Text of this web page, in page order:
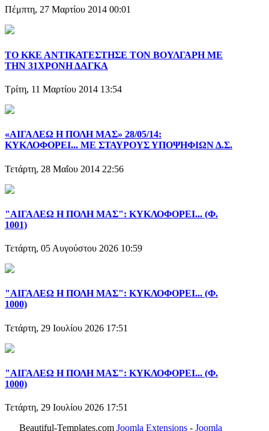
Πέμπτη, 27 Μαρτίου 2014 00:01
ΤΟ ΚΚΕ ΑΝΤΙΚΑΤΕΣΤΗΣΕ ΤΟΝ ΒΟΥΛΓΑΡΗ ΜΕ
ΤΗΝ 31ΧΡΟΝΗ ΔΑΓΚΑ
Τρίτη, 11 Μαρτίου 2014 13:54
«ΑΙΓΑΛΕΩ Η ΠΟΛΗ ΜΑΣ» 28/05/14:
ΚΥΚΛΟΦΟΡΕΙ... ΜΕ ΣΤΑΥΡΟΥΣ ΥΠΟΨΗΦΙΩΝ Δ.Σ.
Τετάρτη, 28 Μαΐου 2014 22:56
"ΑΙΓΑΛΕΩ Η ΠΟΛΗ ΜΑΣ": ΚΥΚΛΟΦΟΡΕΙ... (Φ.
1001)
Τετάρτη, 05 Αυγούστου 2026 10:59
"ΑΙΓΑΛΕΩ Η ΠΟΛΗ ΜΑΣ": ΚΥΚΛΟΦΟΡΕΙ... (Φ.
1000)
Τετάρτη, 29 Ιουλίου 2026 17:51
"ΑΙΓΑΛΕΩ Η ΠΟΛΗ ΜΑΣ": ΚΥΚΛΟΦΟΡΕΙ... (Φ.
1000)
Τετάρτη, 29 Ιουλίου 2026 17:51
Beautiful-Templates.comJoomla Extensions -Joomla